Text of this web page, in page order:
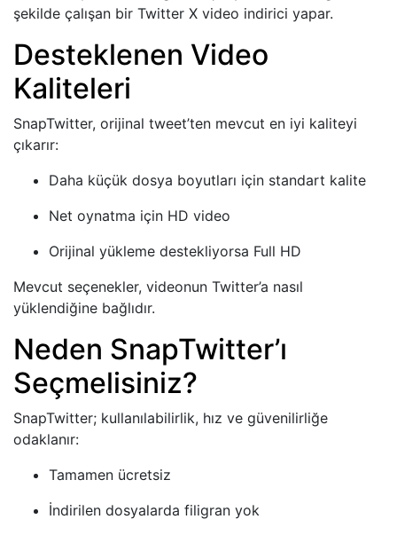
şekilde çalışan bir Twitter X video indirici yapar.
Desteklenen Video
Kaliteleri
SnapTwitter, orijinal tweet’ten mevcut en iyi kaliteyi
çıkarır:
Daha küçük dosya boyutları için standart kalite
Net oynatma için HD video
Orijinal yükleme destekliyorsa Full HD
Mevcut seçenekler, videonun Twitter’a nasıl
yüklendiğine bağlıdır.
Neden SnapTwitter’ı
Seçmelisiniz?
SnapTwitter; kullanılabilirlik, hız ve güvenilirliğe
odaklanır:
Tamamen ücretsiz
İndirilen dosyalarda filigran yok